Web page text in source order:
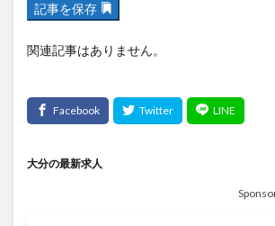
記事を保存
関連記事はありません。
大分の最新求人